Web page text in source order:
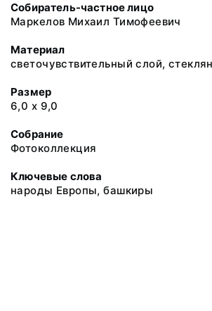
Собиратель-частное лицо
Маркелов Михаил Тимофеевич
Материал
светочувствительный слой,
Размер
6,0 х 9,0
Собрание
Фотоколлекция
Ключевые слова
народы Европы, башкиры